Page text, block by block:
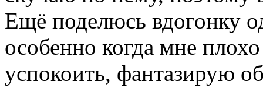
Ещё поделюсь вдогонку
особенно когда мне
успокоить, фантазирую